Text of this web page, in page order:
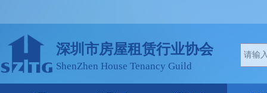
ShenZhen House Tenancy Guild
深圳市房屋租赁行业协会